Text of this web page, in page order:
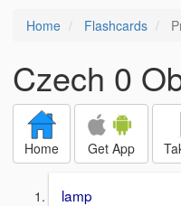
Home Flashcards
Czech 0
Home Get App
lamp